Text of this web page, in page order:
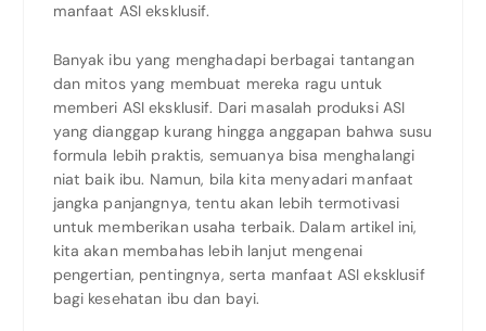
manfaat ASI eksklusif.
Banyak ibu yang menghadapi berbagai tantangan
dan mitos yang membuat mereka ragu untuk
memberi ASI eksklusif. Dari masalah produksi ASI
yang dianggap kurang hingga anggapan bahwa susu
formula lebih praktis, semuanya bisa menghalangi
niat baik ibu. Namun, bila kita menyadari manfaat
jangka panjangnya, tentu akan lebih termotivasi
untuk memberikan usaha terbaik. Dalam artikel ini,
kita akan membahas lebih lanjut mengenai
pengertian, pentingnya, serta manfaat ASI eksklusif
bagi kesehatan ibu dan bayi.